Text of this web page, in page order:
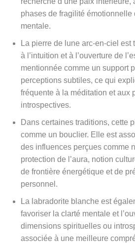
phases de fragilité émotionnelle
mentale.
La pierre de lune arc-en-ciel est
à l’intuition et à l’ouverture de
mentionnée comme un support
perceptions subtiles, ce qui
fréquente à la méditation et aux
introspectives.
Dans certaines traditions, cette
comme un bouclier. Elle est
des influences perçues comme
protection de l’aura, notion
de frontière énergétique et de
personnel.
La labradorite blanche est
favoriser la clarté mentale et
dimensions spirituelles ou
associée à une meilleure